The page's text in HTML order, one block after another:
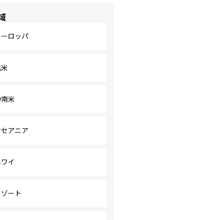
ロッパ
米
アニア
イ
ート